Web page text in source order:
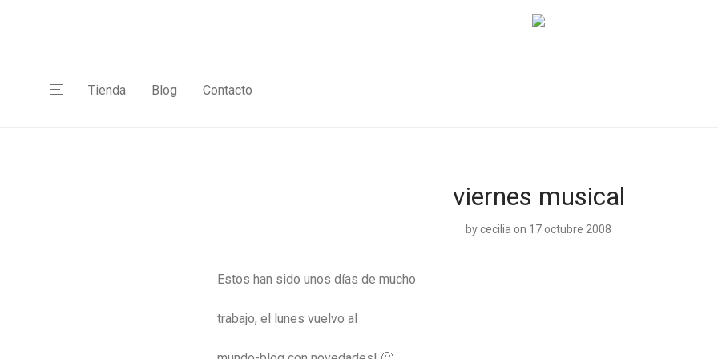
Tienda Blog Contacto
viernes musical
bycecilia on 17 octubre 2008
Estos han sido unos días de mucho
trabajo, el lunes vuelvo al